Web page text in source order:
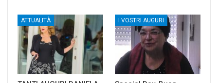
ATTUALITÀ I VOSTRI AUGURI